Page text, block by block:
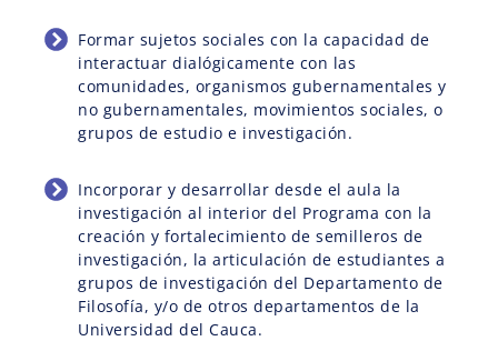
Formar sujetos sociales con la capacidad de
interactuar dialógicamente con las
comunidades, organismos gubernamentales y
no gubernamentales, movimientos sociales, o
grupos de estudio e investigación.
Incorporar y desarrollar desde el aula la
investigación al interior del Programa con la
creación y fortalecimiento de semilleros de
investigación, la articulación de estudiantes a
grupos de investigación del Departamento de
Filosofía, y/o de otros departamentos de la
Universidad del Cauca.